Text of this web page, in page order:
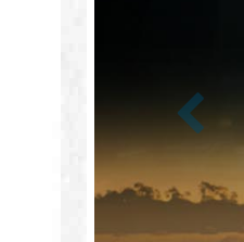
Zurück